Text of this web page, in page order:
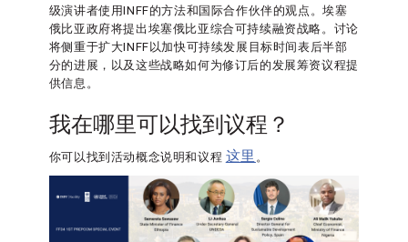
级演讲者使用INFF的方法和国际合作伙伴的观点。埃塞
俄比亚政府将提出埃塞俄比亚综合可持续融资战略。讨论
将侧重于扩大INFF以加快可持续发展目标时间表后半部
分的进展，以及这些战略如何为修订后的发展筹资议程提
供信息。
我在哪里可以找到议程？
你可以找到活动概念说明和议程 这里 。